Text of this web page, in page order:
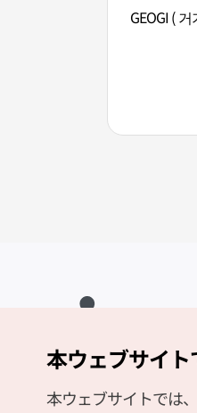
GEOGI ( 거
Copyright (c) Korea
サイトエラー報告
公式メ
本ウェブサイト
本ウェブサイトでは